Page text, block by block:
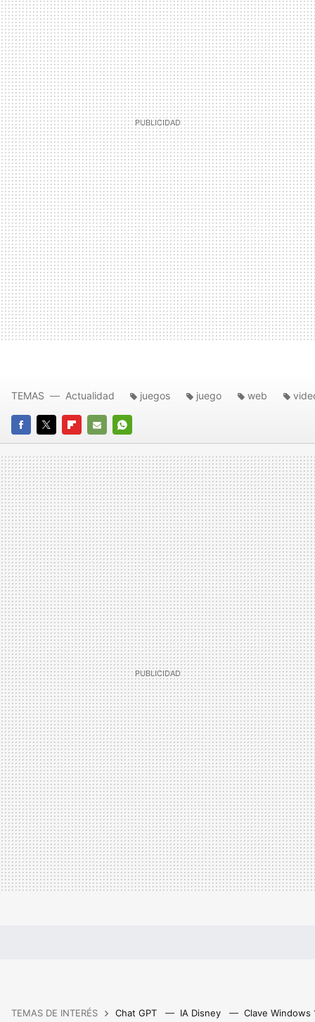
FACEBOOK
TWITTERFLIPBOARD
E-
MAIL
WHATSAPP
TEMAS Actualidad juegos juego web
TEMAS DE INTERÉS Chat GPT IA Disney Clave Windows